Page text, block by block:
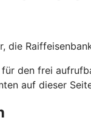
die
den frei
auf dieser